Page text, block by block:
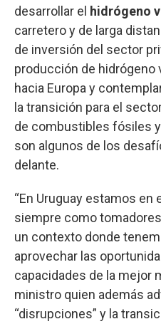
desarrollar el hidrógeno
carretero y de larga
de inversión del sector
producción de
hacia Europa y
la transición para el
de combustibles fósiles
son algunos de los
delante.
“En Uruguay estamos
siempre como
un contexto donde
aprovechar las
capacidades de la mejor
ministro quien además
“disrupciones” y la